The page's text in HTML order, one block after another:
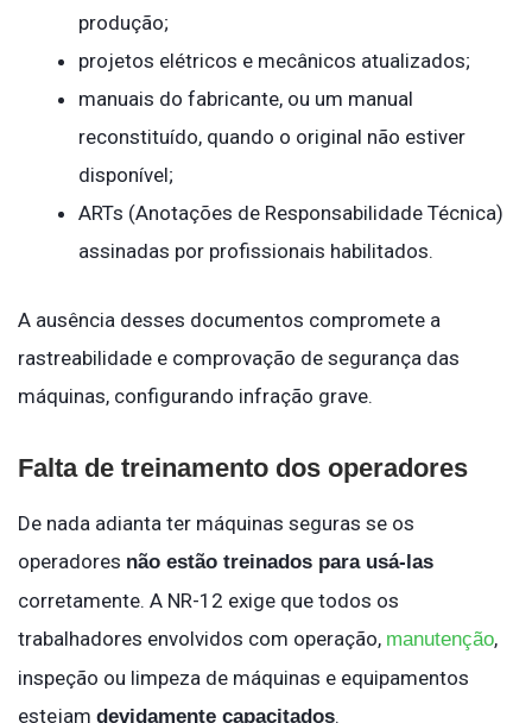
produção;
projetos elétricos e mecânicos atualizados;
manuais do fabricante, ou um manual
reconstituído, quando o original não estiver
disponível;
ARTs (Anotações de Responsabilidade Técnica)
assinadas por profissionais habilitados.
A ausência desses documentos compromete a
rastreabilidade e comprovação de segurança das
máquinas, configurando infração grave.
Falta de treinamento dos operadores
De nada adianta ter máquinas seguras se os
operadores não estão treinados para usá-las
corretamente. A NR-12 exige que todos os
trabalhadores envolvidos com operação, manutenção,
inspeção ou limpeza de máquinas e equipamentos
estejam devidamente capacitados.